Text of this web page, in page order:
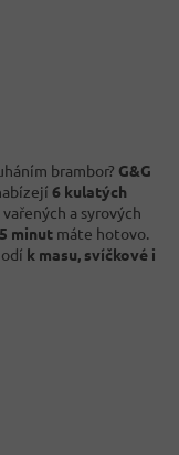
brambor? G&G
6 kulatých
a syrových
minut máte hotovo.
k masu, svíčkové i